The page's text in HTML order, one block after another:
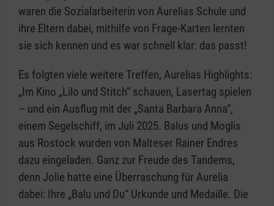
waren die Sozialarbeiterin von Aurelias Schule und
ihre Eltern dabei, mithilfe von Frage-Karten lernten
sie sich kennen und es war schnell klar: das passt!
Es folgten viele weitere Treffen, Aurelias Highlights:
„Im Kino „Lilo und Stitch“ schauen, Lasertag spielen
– und ein Ausflug mit der „Santa Barbara Anna“,
einem Segelschiff, im Juli 2025. Balus und Moglis
aus Rostock wurden von Malteser Rainer Endres
dazu eingeladen. Ganz zur Freude des Tandems,
denn Jolie hatte eine Überraschung für Aurelia
dabei: Ihre „Balu und Du“ Urkunde und Medaille. Die